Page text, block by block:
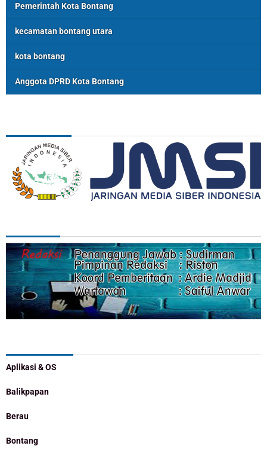
Pemerintah Kota Bontang
kecamatan bontang utara
kota bontang
Anggota DPRD Kota Bontang
Aplikasi & OS
Balikpapan
Berau
Bontang